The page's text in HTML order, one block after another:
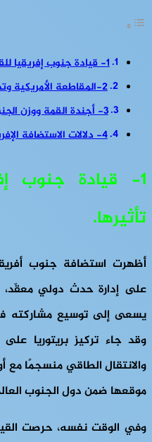
1- قيادة جنوب إفريقيا للقمة وحدود تأثيرها.
2-المقاطعة الأمريكية وتداعياتها السياسية
3- أجندة القمة ووزن الجنوب العالمي
4- دلالات الاستضافة الإفريقية للقمة
1- قيادة جنوب
تأثيرها.
أظهرت استضافة جنوب
على إدارة حدث دولي
يسعى إلى توسيع مشاركته في
وقد جاء تركيز بريتوريا
والانتقال الطاقي منسجمًا مع
موقعها ضمن دول الجنوب
وفي الوقت نفسه، حرصت